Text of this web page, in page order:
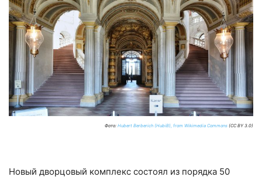
Фото: Hubert Berberich (HubiB), from Wikimedia Commons (CC BY 3.0)
Новый дворцовый комплекс состоял из порядка 50